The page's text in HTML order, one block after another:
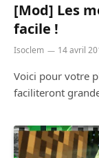
[Mod] Les
facile !
Isoclem 14 avril
Voici pour votre
faciliteront